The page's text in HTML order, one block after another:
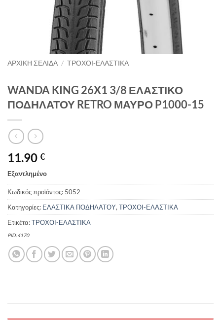
ΑΡΧΙΚΉ ΣΕΛΊΔΑ / ΤΡΟΧΟΙ-ΕΛΑΣΤΙΚΑ
WANDA KING 26X1 3/8 ΕΛΑΣΤΙΚΟ
ΠΟΔΗΛΑΤΟΥ RETRO ΜΑΥΡΟ P1000-15
11.90 €
Εξαντλημένο
Κωδικός προϊόντος: 5052
Κατηγορίες: ΕΛΑΣΤΙΚΑ ΠΟΔΗΛΑΤΟΥ,ΤΡΟΧΟΙ-ΕΛΑΣΤΙΚΑ
Ετικέτα:ΤΡΟΧΟΙ-ΕΛΑΣΤΙΚΑ
PID:4170